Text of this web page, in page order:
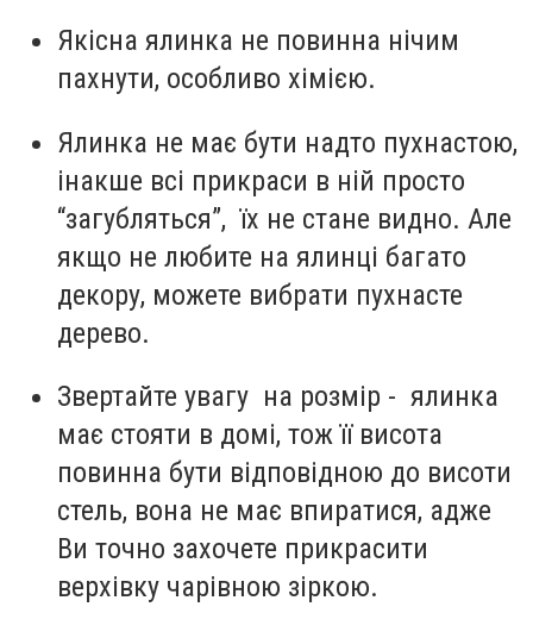
Якісна ялинка не повинна нічим
пахнути, особливо хімією.
Ялинка не має бути надто пухнастою,
інакше всі прикраси в ній просто
“загубляться”, їх не стане видно. Але
якщо не любите на ялинці багато
декору, можете вибрати пухнасте
дерево.
Звертайте увагу на розмір - ялинка
має стояти в домі, тож її висота
повинна бути відповідною до висоти
стель, вона не має впиратися, адже
Ви точно захочете прикрасити
верхівку чарівною зіркою.